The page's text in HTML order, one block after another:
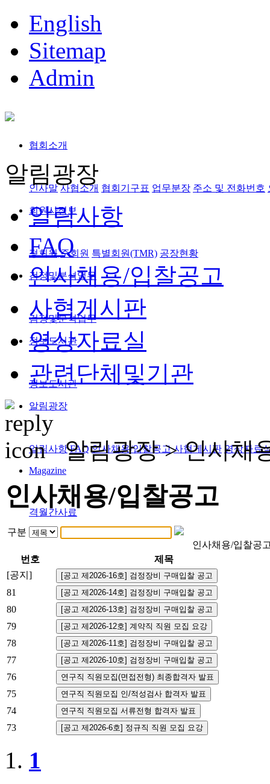
English
Sitemap
Admin
협회소개
인사말 사협소개 협회기구표 업무분장 주소 및 전화번호
회원사정보
정회원,준회원 특별회원(TMR) 공장현황
검정및분석업무
검정및분석업무
정보도서관
정보도서관
알림광장
알림사항 FAQ 인사채용/입찰공고 사협게시판 영상자료
Magazine
격월간사료
알림광장
알림사항
FAQ
인사채용/입찰공고
사협게시판
영상자료실
관련단체및기관
알림광장 >인사채
인사채용/입찰공고
구분
인사채용/입찰공
번호
제목
[공지]
81
80
79
78
77
76
75
74
73
1